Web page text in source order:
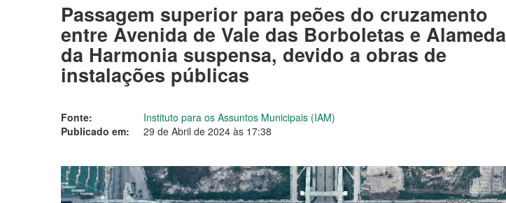
Passagem superior para peões do cruzamento
entre Avenida de Vale das Borboletas e Alameda
da Harmonia suspensa, devido a obras de
instalações públicas
Fonte:
Instituto para os Assuntos Municipais (IAM)
Publicado em:
29 de Abril de 2024 às 17:38